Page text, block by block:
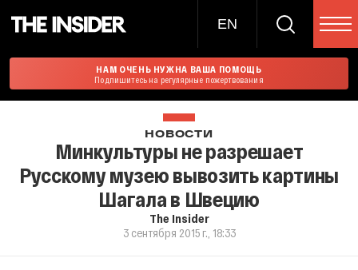
EN
НАМ ОЧЕНЬ НУЖНА ВАША ПОМОЩЬ
Подпишитесь на регулярные пожертвования
НОВОСТИ
Минкультуры не разрешает
Русскому музею вывозить картины
Шагала в Швецию
The Insider
3 сентября 2015 г., 18:33